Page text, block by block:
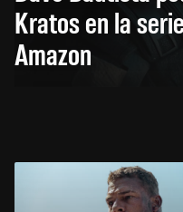
Kratos en la
Amazon